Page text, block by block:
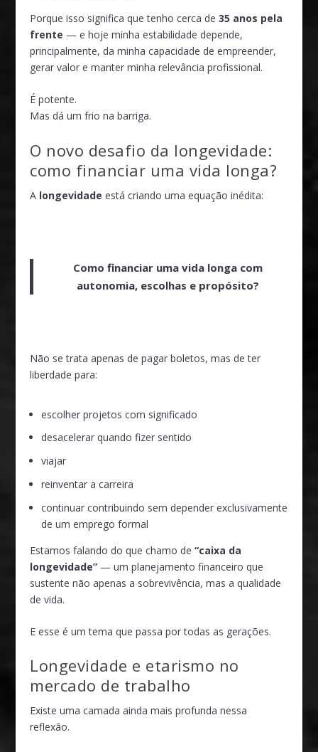
Porque isso significa que tenho cerca de35 anos pela
frente — e hoje minha estabilidade depende,
principalmente, da minha capacidade de empreender,
gerar valor e manter minha relevância profissional.
É potente.
Mas dá um frio na barriga.
O novo desafio da longevidade:
como financiar uma vida longa?
A longevidade está criando uma equação inédita:
Como financiar uma vida longa com
autonomia, escolhas e propósito?
Não se trata apenas de pagar boletos, mas de ter
liberdade para:
escolher projetos com significado
desacelerar quando fizer sentido
viajar
reinventar a carreira
continuar contribuindo sem depender exclusivamente
de um emprego formal
Estamos falando do que chamo de“caixa da
longevidade” — um planejamento financeiro que
sustente não apenas a sobrevivência, mas a qualidade
de vida.
E esse é um tema que passa por todas as gerações.
Longevidade e etarismo no
mercado de trabalho
Existe uma camada ainda mais profunda nessa
reflexão.